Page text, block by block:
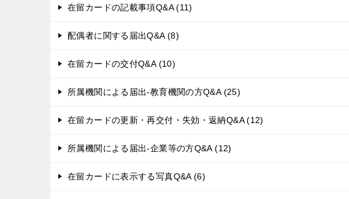
在留カードの記載事項Q&A (11)
配偶者に関する届出Q&A (8)
在留カードの交付Q&A (10)
所属機関による届出-教育機関の方Q&A (25)
在留カードの更新・再交付・失効・返納Q&A (12)
所属機関による届出-企業等の方Q&A (12)
在留カードに表示する写真Q&A (6)